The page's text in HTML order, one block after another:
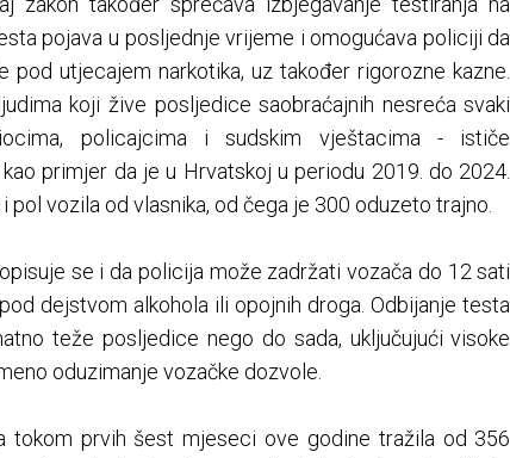
pojava u posljednje vrijeme i omogućava policiji da
pod utjecajem narkotika, uz također rigorozne kazne.
koji žive posljedice saobraćajnih nesreća svaki
policajcima i sudskim vještacima - ističe
primjer da je u Hrvatskoj u periodu 2019. do 2024.
pol vozila od vlasnika, od čega je 300 oduzeto trajno.
se i da policija može zadržati vozača do 12 sati
dejstvom alkohola ili opojnih droga. Odbijanje testa
teže posljedice nego do sada, uključujući visoke
oduzimanje vozačke dozvole.
tokom prvih šest mjeseci ove godine tražila od 356